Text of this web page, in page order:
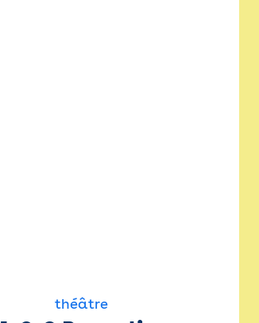
théâtre